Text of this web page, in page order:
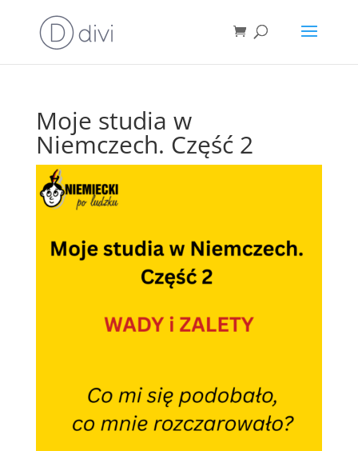
Moje studia w
Niemczech. Część 2